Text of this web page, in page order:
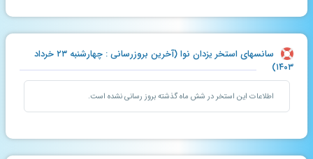
سانسهای استخر یزدان نوا (آخرین بروزرسانی : چهارشنبه ۲۳ خرداد
۱۴۰۳)
اطلاعات این استخر در شش ماه گذشته بروز رسانی نشده است.